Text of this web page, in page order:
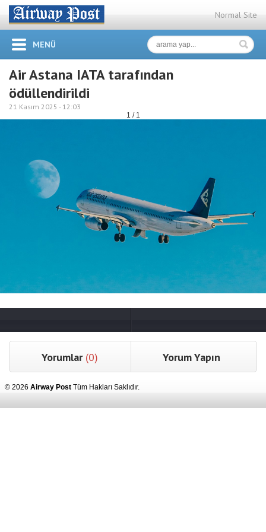
Normal Site
MENÜ
Air Astana IATA tarafından
ödüllendirildi
21 Kasım 2025 - 12:03
1 / 1
Yorumlar (0) Yorum Yapın
© 2026 Airway Post Tüm Hakları Saklıdır.